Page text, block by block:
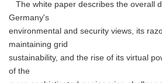
The white paper describes the overall
Germany's
environmental and security views, its
maintaining grid
sustainability, and the rise of its virtual
of the